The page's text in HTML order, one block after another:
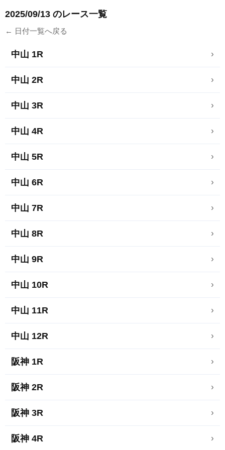
2025/09/13 のレース一覧
← 日付一覧へ戻る
中山 1R ›
中山 2R ›
中山 3R ›
中山 4R ›
中山 5R ›
中山 6R ›
中山 7R ›
中山 8R ›
中山 9R ›
中山 10R ›
中山 11R ›
中山 12R ›
阪神 1R ›
阪神 2R ›
阪神 3R ›
阪神 4R ›